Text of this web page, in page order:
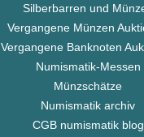
Silberbarren und
Vergangene Münzen
Vergangene Banknoten
Numismatik-Messen
Münzschätze
Numismatik archiv
CGB numismatik blog